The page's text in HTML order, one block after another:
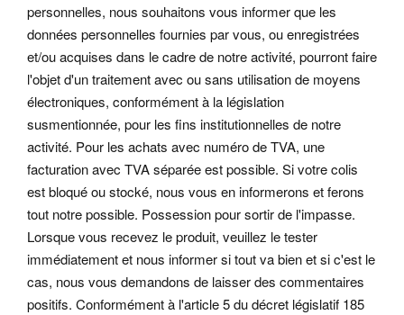
personnelles, nous souhaitons vous informer que les
données personnelles fournies par vous, ou enregistrées
et/ou acquises dans le cadre de notre activité, pourront faire
l'objet d'un traitement avec ou sans utilisation de moyens
électroniques, conformément à la législation
susmentionnée, pour les fins institutionnelles de notre
activité. Pour les achats avec numéro de TVA, une
facturation avec TVA séparée est possible. Si votre colis
est bloqué ou stocké, nous vous en informerons et ferons
tout notre possible. Possession pour sortir de l'impasse.
Lorsque vous recevez le produit, veuillez le tester
immédiatement et nous informer si tout va bien et si c'est le
cas, nous vous demandons de laisser des commentaires
positifs. Conformément à l'article 5 du décret législatif 185